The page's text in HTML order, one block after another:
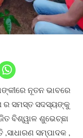
ନୂତନ ଭାବରେ
ର ସମସ୍ତ ସଦସ୍ୟଙ୍କୁ
ବିଶ୍ୱାଳ ଶୁଭେଚ୍ଛା
ସମ୍ପାଦକ ,